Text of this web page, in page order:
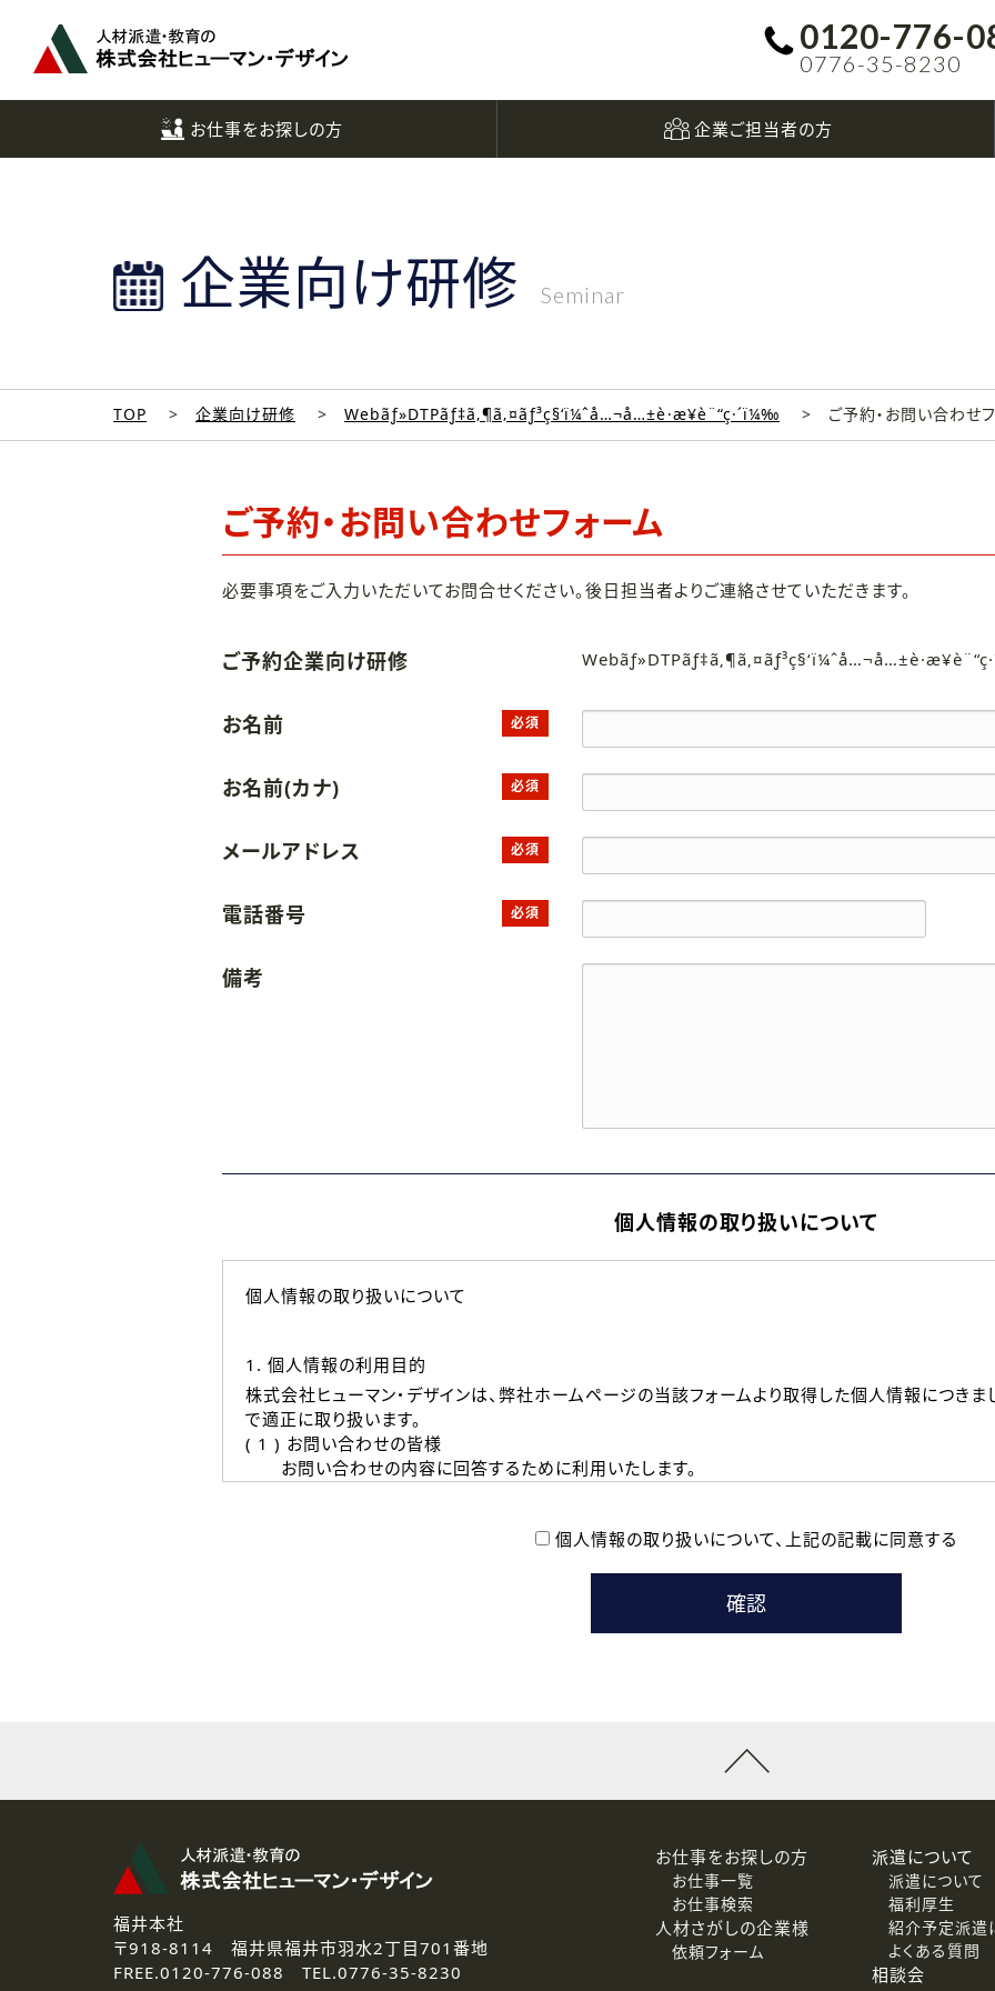
0120-776-
0776-35-8230
お仕事をお探しの方 企業ご担当者の方
企業向け研修 Seminar
TOP 企業向け研修 Webãƒ»DTPãƒ‡ã‚¶ã‚¤ãƒ³ç§‘ï¼ˆå…¬å…±è·æ¥­è¨“ç·´ï¼‰ ご予約・お問い合わせ
ご予約・お問い合わせフォーム
必要事項をご入力いただいてお問合せください。後日担当者よりご連絡させていただきます。
ご予約企業向け研修
お名前 必須
お名前(カナ) 必須
メールアドレス 必須
電話番号 必須
備考
個人情報の取り扱いについて
個人情報の取り扱いについて
1. 個人情報の利用目的
株式会社ヒューマン・デザインは、弊社ホームページの当該フォームより取得した個人情報につき
で適正に取り扱います。
( 1 ) お問い合わせの皆様
お問い合わせの内容に回答するために利用いたします。
本登録に関するご連絡および本登録時の参考情報として利用いたします。
なお、ご連絡手段は、電話・Ｅメールのいずれかの方法といたします。
3.個人情報の取り扱いの委託
弊社の定める個人情報保護の評価基準を満たした委託先に、個人情報を委託する場合があります。
4.個人情報の開示等について
ご提供いただいた個人情報の開示等（利用目的の通知、開示、訂正、追加または削除、利用の停止、
個人情報の取り扱いについて、 上記の記載に同意する
へ
福井本社
〒918-8114 福井県福井市羽水2丁目701番地
FREE.0120-776-088 TEL.0776-35-8230
お仕事をお探しの方
お仕事一覧
お仕事検索
人材さがしの企業様
依頼フォーム
派遣について
派遣について
福利厚生
紹介予定派遣
よくある質問
相談会